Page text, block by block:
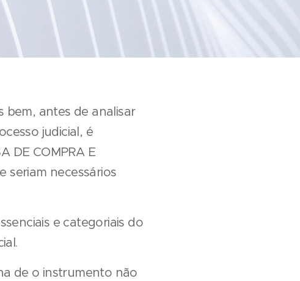
bem, antes de analisar
judicial, é
DE COMPRA E
seriam necessários
e categoriais do
de o instrumento não